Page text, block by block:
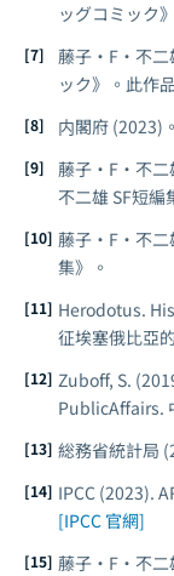
ッグコミック
藤子・F・不
ック》。此作
内閣府 (2023)
藤子・F・不
不二雄 SF短編
藤子・F・不
集》。
Herodotus.
征埃塞俄比亞
Zuboff, S.
PublicAffairs.
総務省統計局
IPCC (2023).
[IPCC 官網]
藤子・F・不